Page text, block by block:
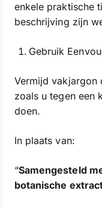
enkele praktische
beschrijving zijn
Gebruik
Vermijd vakjargon
zoals u tegen een
doen.
In plaats van:
“Samengesteld
botanische